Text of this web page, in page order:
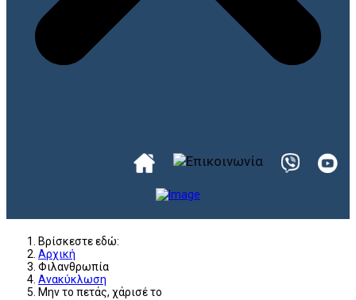
Βρίσκεστε εδώ:
Αρχική
Φιλανθρωπία
Ανακύκλωση
Μην το πετάς, χάρισέ το